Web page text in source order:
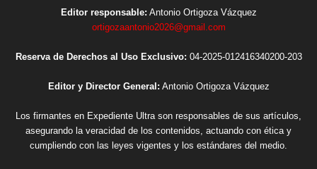
Editor responsable: Antonio Ortigoza Vázquez
ortigozaantonio2026@gmail.com
Reserva de Derechos al Uso Exclusivo: 04-2025-012416340200-203
Editor y Director General: Antonio Ortigoza Vázquez
Los firmantes en Expediente Ultra son responsables de sus artículos,
asegurando la veracidad de los contenidos, actuando con ética y
cumpliendo con las leyes vigentes y los estándares del medio.